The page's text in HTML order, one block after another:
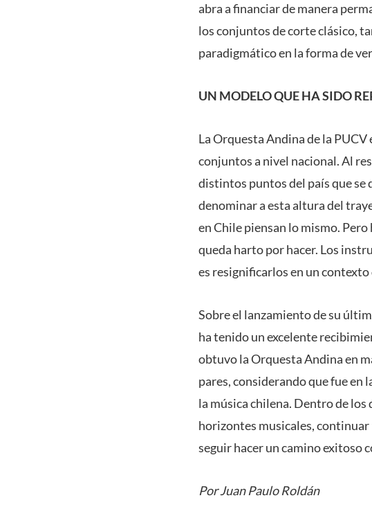
abra a financiar de manera
los conjuntos de corte clásico,
paradigmático en la forma de
UN MODELO QUE HA SIDO
La Orquesta Andina de la
conjuntos a nivel nacional. Al
distintos puntos del país que se
denominar a esta altura del
en Chile piensan lo mismo.
queda harto por hacer. Los
es resignificarlos en un
Sobre el lanzamiento de su
ha tenido un excelente
obtuvo la Orquesta Andina en
pares, considerando que fue en
la música chilena. Dentro de
horizontes musicales,
seguir hacer un camino exitoso
Por Juan Paulo Roldán